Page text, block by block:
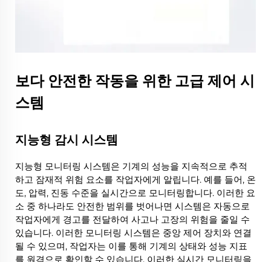
보다 안전한 작동을 위한 고급 제어 시
스템
지능형 감시 시스템
지능형 모니터링 시스템은 기계의 성능을 지속적으로 추적
하고 잠재적 위험 요소를 작업자에게 알립니다. 예를 들어, 온
도, 압력, 진동 수준을 실시간으로 모니터링합니다. 이러한 요
소 중 하나라도 안전한 범위를 벗어나면 시스템은 자동으로
작업자에게 경고를 전달하여 사고나 고장의 위험을 줄일 수
있습니다. 이러한 모니터링 시스템은 중앙 제어 장치와 연결
될 수 있으며, 작업자는 이를 통해 기계의 상태와 성능 지표
를 원격으로 확인할 수 있습니다. 이러한 실시간 모니터링을